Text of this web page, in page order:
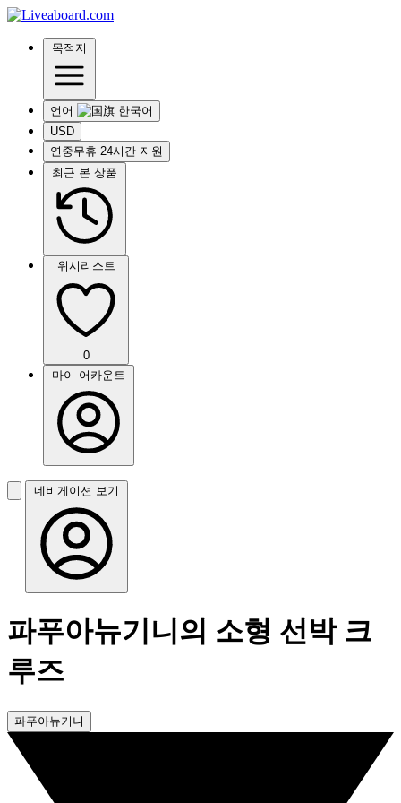
목적지
언어
USD
연중무휴 24시간 지원
최근 본 상품
위시리스트
0
마이 어카운트
네비게이션 보기
파푸아뉴기니의 소형 선박 크
루즈
파푸아뉴기니